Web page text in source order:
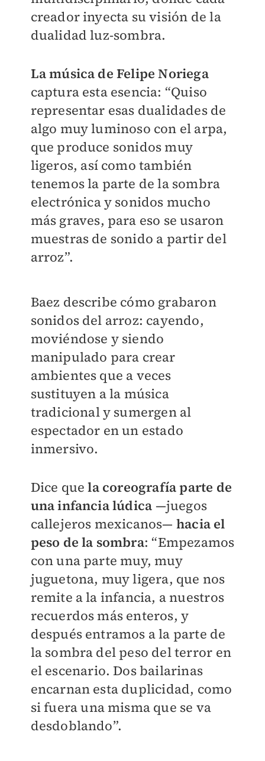
creador inyecta su visión de la
dualidad luz-sombra.
La música de Felipe Noriega
captura esta esencia: “Quiso
representar esas dualidades de
algo muy luminoso con el arpa,
que produce sonidos muy
ligeros, así como también
tenemos la parte de la sombra
electrónica y sonidos mucho
más graves, para eso se usaron
muestras de sonido a partir del
arroz”.
Baez describe cómo grabaron
sonidos del arroz: cayendo,
moviéndose y siendo
manipulado para crear
ambientes que a veces
sustituyen a la música
tradicional y sumergen al
espectador en un estado
inmersivo.
Dice quela coreografía parte de
una infancia lúdica —juegos
callejeros mexicanos— hacia el
peso de la sombra: “Empezamos
con una parte muy, muy
juguetona, muy ligera, que nos
remite a la infancia, a nuestros
recuerdos más enteros, y
después entramos a la parte de
la sombra del peso del terror en
el escenario. Dos bailarinas
encarnan esta duplicidad, como
si fuera una misma que se va
desdoblando”.